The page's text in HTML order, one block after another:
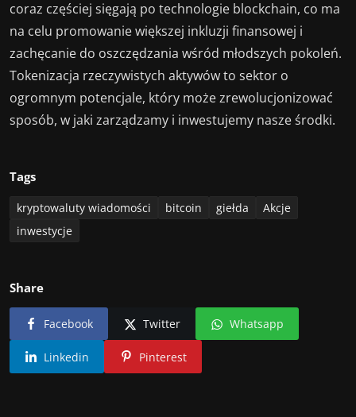
coraz częściej sięgają po technologie blockchain, co ma
na celu promowanie większej inkluzji finansowej i
zachęcanie do oszczędzania wśród młodszych pokoleń.
Tokenizacja rzeczywistych aktywów to sektor o
ogromnym potencjale, który może zrewolucjonizować
sposób, w jaki zarządzamy i inwestujemy nasze środki.
Tags
kryptowaluty wiadomości bitcoin giełda
Akcje
inwestycje
Share
Facebook Twitter Whatsapp
Linkedin Pinterest